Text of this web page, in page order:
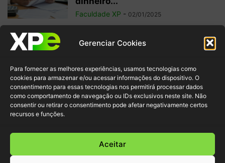
Gerenciar Cookies
Para fornecer as melhores experiências, usamos tecnologias como
cookies para armazenar e/ou acessar informações do dispositivo. O
consentimento para essas tecnologias nos permitirá processar dados
como comportamento de navegação ou IDs exclusivos neste site. Não
consentir ou retirar o consentimento pode afetar negativamente certos
recursos e funções.
Aceitar
Faculdade XP - 02/01/2025
Investimentos internacionais:
vale a pena investir fora do
Faculdade XP - 04/10/2024
Criptomoedas: regulamentações
e inovação para garantir
30/09/2024